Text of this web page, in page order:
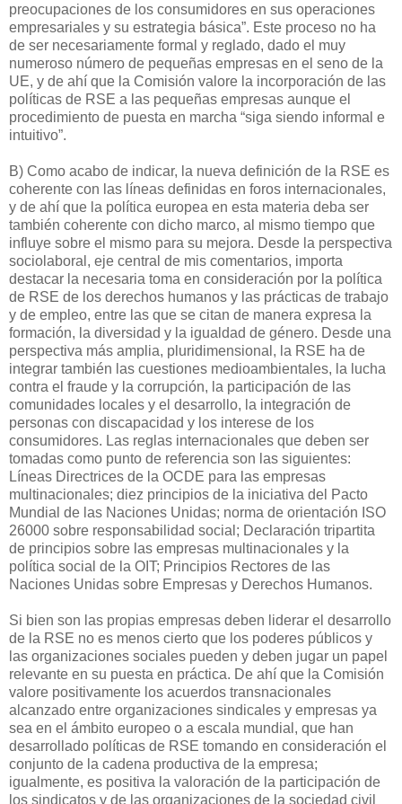
preocupaciones de los consumidores en sus operaciones
empresariales y su estrategia básica”. Este proceso no ha
de ser necesariamente formal y reglado, dado el muy
numeroso número de pequeñas empresas en el seno de la
UE, y de ahí que la Comisión valore la incorporación de las
políticas de RSE a las pequeñas empresas aunque el
procedimiento de puesta en marcha “siga siendo informal e
intuitivo”.
B) Como acabo de indicar, la nueva definición de la RSE es
coherente con las líneas definidas en foros internacionales,
y de ahí que la política europea en esta materia deba ser
también coherente con dicho marco, al mismo tiempo que
influye sobre el mismo para su mejora. Desde la perspectiva
sociolaboral, eje central de mis comentarios, importa
destacar la necesaria toma en consideración por la política
de RSE de los derechos humanos y las prácticas de trabajo
y de empleo, entre las que se citan de manera expresa la
formación, la diversidad y la igualdad de género. Desde una
perspectiva más amplia, pluridimensional, la RSE ha de
integrar también las cuestiones medioambientales, la lucha
contra el fraude y la corrupción, la participación de las
comunidades locales y el desarrollo, la integración de
personas con discapacidad y los interese de los
consumidores. Las reglas internacionales que deben ser
tomadas como punto de referencia son las siguientes:
Líneas Directrices de la OCDE para las empresas
multinacionales; diez principios de la iniciativa del Pacto
Mundial de las Naciones Unidas; norma de orientación ISO
26000 sobre responsabilidad social; Declaración tripartita
de principios sobre las empresas multinacionales y la
política social de la OIT; Principios Rectores de las
Naciones Unidas sobre Empresas y Derechos Humanos.
Si bien son las propias empresas deben liderar el desarrollo
de la RSE no es menos cierto que los poderes públicos y
las organizaciones sociales pueden y deben jugar un papel
relevante en su puesta en práctica. De ahí que la Comisión
valore positivamente los acuerdos transnacionales
alcanzado entre organizaciones sindicales y empresas ya
sea en el ámbito europeo o a escala mundial, que han
desarrollado políticas de RSE tomando en consideración el
conjunto de la cadena productiva de la empresa;
igualmente, es positiva la valoración de la participación de
los sindicatos y de las organizaciones de la sociedad civil